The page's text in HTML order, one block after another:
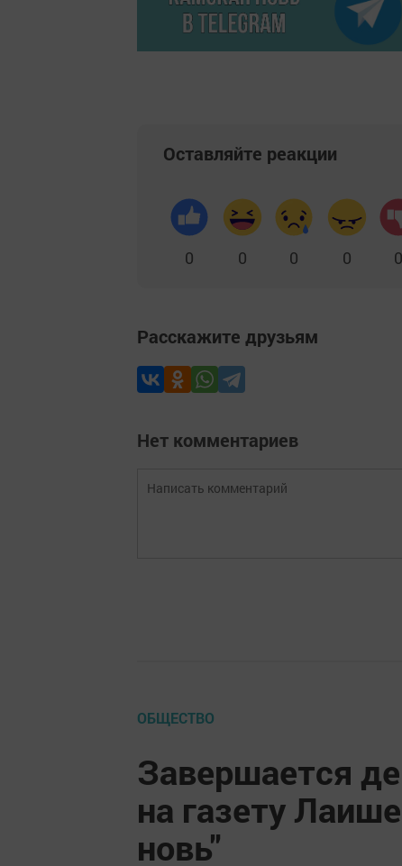
Оставляйте реакции
0 0 0 0 0
Расскажите друзьям
Нет комментариев
ОБЩЕСТВО
Завершается
на газету
новь"